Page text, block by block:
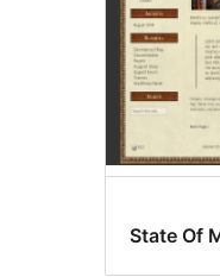
State Of